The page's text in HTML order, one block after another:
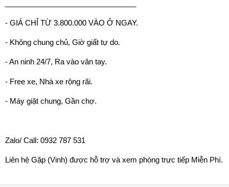
- GIÁ CHỈ TỪ 3.800.000 VÀO Ở NGAY.
- Không chung chủ, Giờ giất tự do.
- An ninh 24/7, Ra vào vân tay.
- Free xe, Nhà xe rộng rãi.
- Máy giặt chung, Gần chợ.
Zalo/ Call: 0932 787 531
Liên hệ Gặp (Vinh) được hỗ trợ và xem phòng trực tiếp Miễn Phí.